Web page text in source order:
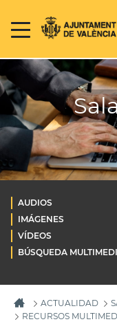
AUDIOS
IMÁGENES
VÍDEOS
BÚSQUEDA
ACTUALIDAD
RECURSOS